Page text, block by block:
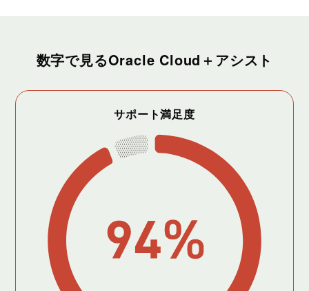
数字で見るOracle Cloud＋アシスト
サポート満足度